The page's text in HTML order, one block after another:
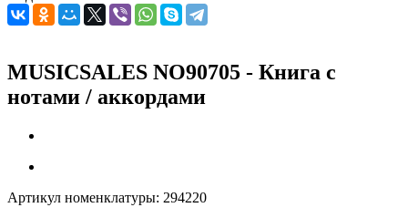
MUSICSALES NO90705 - Книга с
нотами / аккордами
Артикул номенклатуры: 294220